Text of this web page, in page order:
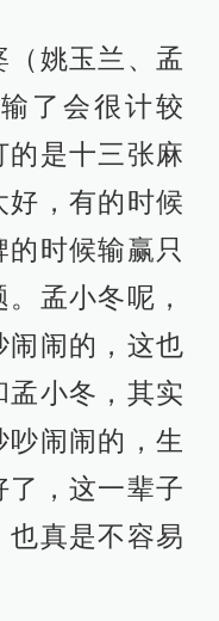
（姚玉兰、孟
了会很计较
的是十三张麻
好，有的时候
时候输赢只
孟小冬呢，
闹闹的，这也
孟小冬，其实
闹闹的，生
了，这一辈子
也真是不容易